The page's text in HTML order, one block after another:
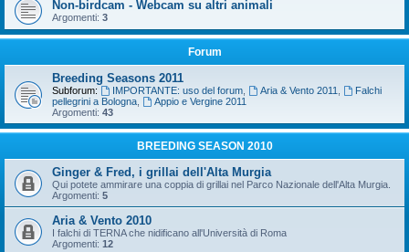
Non-birdcam - Webcam su altri animali
Argomenti: 3
Forum
Breeding Seasons 2011
Subforum: IMPORTANTE: uso del forum, Aria & Vento 2011
Falchi
pellegrini a Bologna
Appio e Vergine 2011
Argomenti: 43
BREEDING SEASON 2010
Ginger & Fred, i grillai dell'Alta Murgia
Qui potete ammirare una coppia di grillai nel Parco Nazionale dell'Alta Murgia.
Argomenti: 5
Aria & Vento 2010
I falchi di TERNA che nidificano all'Università di Roma
Argomenti: 12